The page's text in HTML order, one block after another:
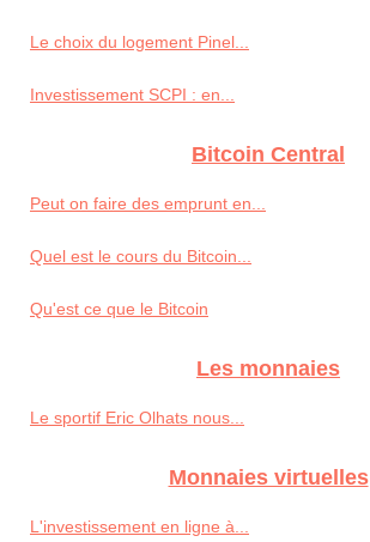
Le choix du logement Pinel...
Investissement SCPI : en...
Bitcoin Central
Peut on faire des emprunt en...
Quel est le cours du Bitcoin...
Qu'est ce que le Bitcoin
Les monnaies
Le sportif Eric Olhats nous...
Monnaies virtuelles
L'investissement en ligne à...